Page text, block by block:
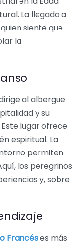
La llegada a
siente que
la
al albergue
y su
lugar ofrece
espiritual. La
permiten
los peregrinos
y, sobre
Francéses más